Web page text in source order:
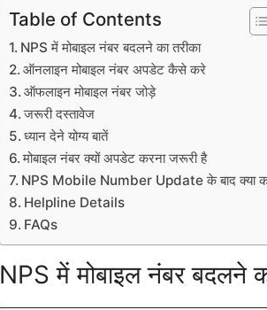
Table of Contents
NPS में मोबाइल नंबर बदलने का तरीका
ऑनलाइन मोबाइल नंबर अपडेट कैसे करे
ऑफलाइन मोबाइल नंबर जोड़े
जरूरी दस्तावेज
ध्यान देने योग्य बातें
मोबाइल नंबर क्यों अपडेट करना जरूरी है
NPS Mobile Number Update के बाद क्या
Helpline Details
FAQs
NPS में मोबाइल नंबर बदलने